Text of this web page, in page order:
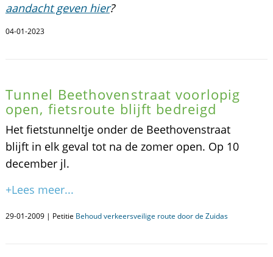
aandacht geven hier?
04-01-2023
Tunnel Beethovenstraat voorlopig
open, fietsroute blijft bedreigd
Het fietstunneltje onder de Beethovenstraat
blijft in elk geval tot na de zomer open. Op 10
december jl.
+Lees meer...
29-01-2009 | Petitie Behoud verkeersveilige route door de Zuidas